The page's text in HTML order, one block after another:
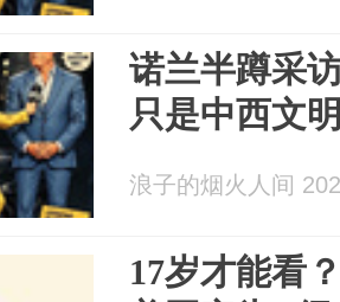
诺兰半蹲采
只是中西文
浪子的烟火人间
17岁才能看